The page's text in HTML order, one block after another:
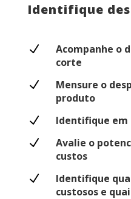
Identifique
N
Acompanhe o
corte
N
Mensure o
produto
N
Identifique em
N
Avalie o
custos
N
Identifique
custosos e